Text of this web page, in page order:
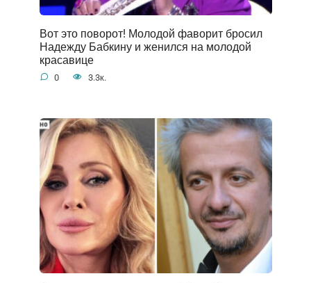
Вот это поворот! Молодой фаворит бросил
Надежду Бабкину и женился на молодой
красавице
0 3.3к.